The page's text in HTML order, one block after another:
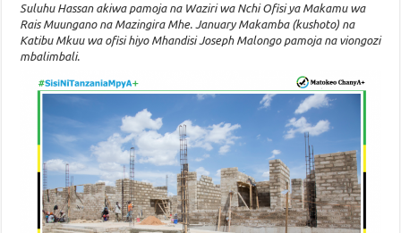
Suluhu Hassan akiwa pamoja na Waziri wa Nchi Ofisi ya Makamu wa
Rais Muungano na Mazingira Mhe. January Makamba (kushoto) na
Katibu Mkuu wa ofisi hiyo Mhandisi Joseph Malongo pamoja na viongozi
mbalimbali.